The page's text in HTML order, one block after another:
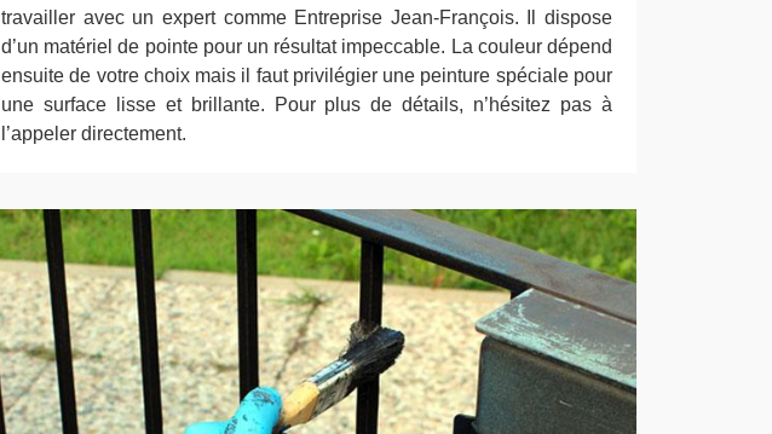
travailler avec un expert comme Entreprise Jean-François. Il dispose
d’un matériel de pointe pour un résultat impeccable. La couleur dépend
ensuite de votre choix mais il faut privilégier une peinture spéciale pour
une surface lisse et brillante. Pour plus de détails, n’hésitez pas à
l’appeler directement.